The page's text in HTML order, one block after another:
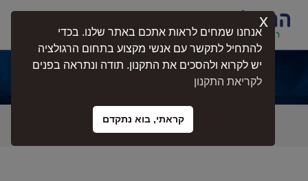
ארגון הקבלנים מחוז השרון ןהסביבה
אנחנו שמחים לראות אתכם באתר שלנו. בכדי
להתחיל לתקשר עם אנשי מקצוע בתחום הרגולציה
יש לקרוא ולהסכים את התקנון. תודה ונתראה בפנים
לקריאת התקנון
קראתי, בוא נתקדם
x